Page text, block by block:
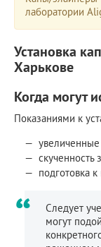
лаборатории
Установка
Харькове
Когда могут
Показаниями к
скученность
подготовка
Следует
могут